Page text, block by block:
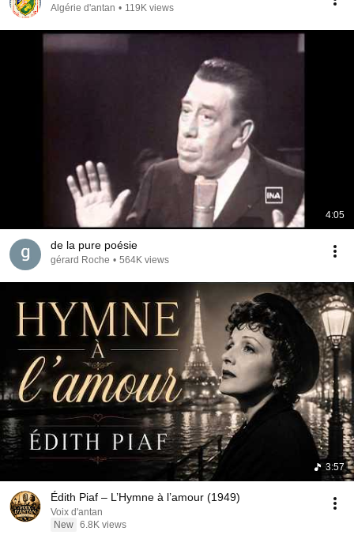
Algérie d'antan • 119K views
4:05
de la pure poésie
gérard Roche • 564K views
3:57
Édith Piaf – L’Hymne à l’amour (1949)
Voix d'antan
New 6.8K views